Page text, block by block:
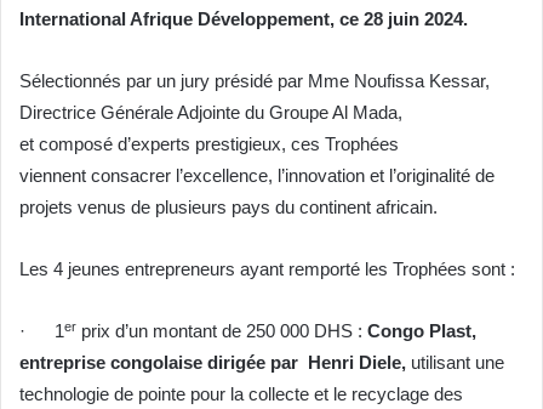
International Afrique Développement, ce 28 juin 2024.
Sélectionnés par un jury présidé par Mme Noufissa Kessar,
Directrice Générale Adjointe du Groupe Al Mada,
et composé d’experts prestigieux, ces Trophées
viennent consacrer l’excellence, l’innovation et l’originalité de
projets venus de plusieurs pays du continent africain.
Les 4 jeunes entrepreneurs ayant remporté les Trophées sont :
· 1er prix d’un montant de 250 000 DHS : Congo Plast,
entreprise congolaise dirigée par Henri Diele, utilisant une
technologie de pointe pour la collecte et le recyclage des